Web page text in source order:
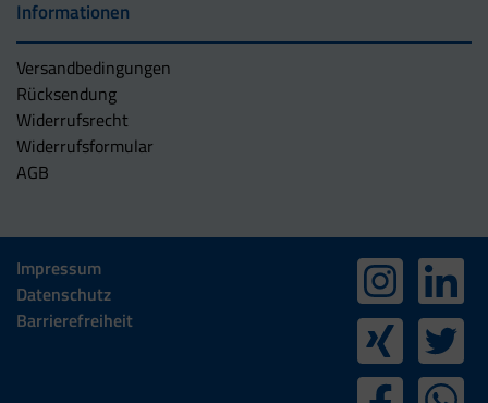
Informationen
Versandbedingungen
Rücksendung
Widerrufsrecht
Widerrufsformular
AGB
Impressum
Datenschutz
Barrierefreiheit